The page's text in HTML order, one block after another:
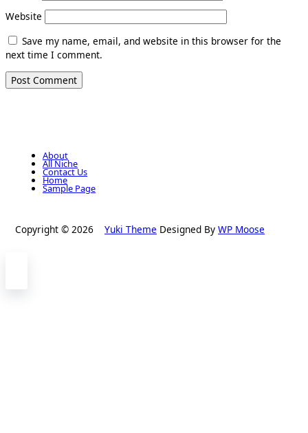
Website
Save my name, email, and website in this browser for the
next time I comment.
About
All Niche
Contact Us
Home
Sample Page
Copyright © 2026 Yuki Theme Designed By WP Moose